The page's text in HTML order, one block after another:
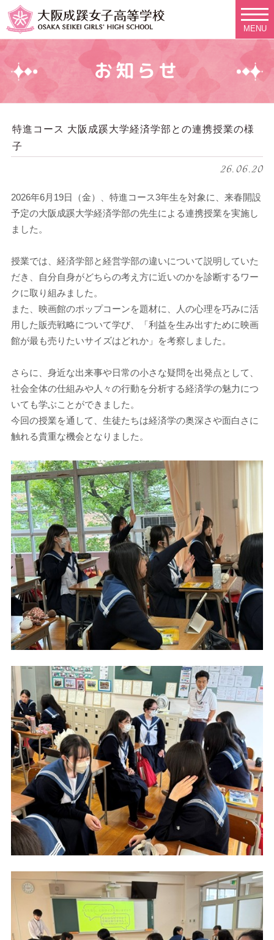
MENU
お知らせ
特進コース 大阪成蹊大学経済学部との連携授業の様
子
26.06.20
2026年6月19日（金）、特進コース3年生を対象に、来春開設
予定の大阪成蹊大学経済学部の先生による連携授業を実施し
ました。
授業では、経済学部と経営学部の違いについて説明していた
だき、自分自身がどちらの考え方に近いのかを診断するワー
クに取り組みました。
また、映画館のポップコーンを題材に、人の心理を巧みに活
用した販売戦略について学び、「利益を生み出すために映画
館が最も売りたいサイズはどれか」を考察しました。
さらに、身近な出来事や日常の小さな疑問を出発点として、
社会全体の仕組みや人々の行動を分析する経済学の魅力につ
いても学ぶことができました。
今回の授業を通して、生徒たちは経済学の奥深さや面白さに
触れる貴重な機会となりました。